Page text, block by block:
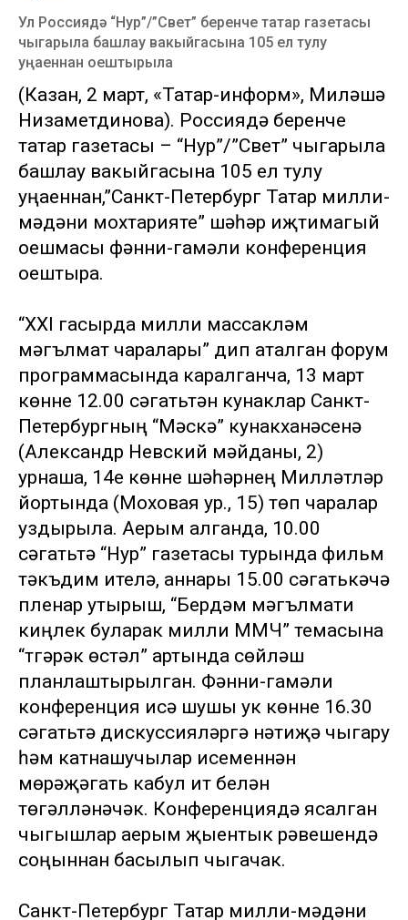
Ул Россиядә “Нур”/”Свет” беренче татар газетасы
чыгарыла башлау вакыйгасына 105 ел тулу
уңаеннан оештырыла
(Казан, 2 март, «Татар-информ», Миләүшә
Низаметдинова). Россиядә беренче
татар газетасы – “Нур”/”Свет” чыгарыла
башлау вакыйгасына 105 ел тулу
уңаеннан,”Санкт-Петербург Татар милли-
мәдәни мохтарияте” шәһәр иҗтимагый
оешмасы фәнни-гамәли конференция
оештыра.
“XXI гасырда милли массакүләм
мәгълүмат чаралары” дип аталган форум
программасында каралганча, 13 март
көнне 12.00 сәгатьтән кунаклар Санкт-
Петербургның “Мәскәү” кунакханәсенә
(Александр Невский мәйданы, 2)
урнаша, 14е көнне шәһәрнең Милләтләр
йортында (Моховая ур., 15) төп чаралар
уздырыла. Аерым алганда, 10.00
сәгатьтә “Нур” газетасы турында фильм
тәкъдим ителә, аннары 15.00 сәгатькәчә
пленар утырыш, “Бердәм мәгълүмати
киңлек буларак милли ММЧ” темасына
“түгәрәк өстәл” артында сөйләшү
планлаштырылган. Фәнни-гамәли
конференция исә шушы ук көнне 16.30
сәгатьтә дискуссияләргә нәтиҗә чыгару
һәм катнашучылар исеменнән
мөрәҗәгать кабул итү белән
төгәлләнәчәк. Конференциядә ясалган
чыгышлар аерым җыентык рәвешендә
соңыннан басылып чыгачак.
Санкт-Петербург Татар милли-мәдәни